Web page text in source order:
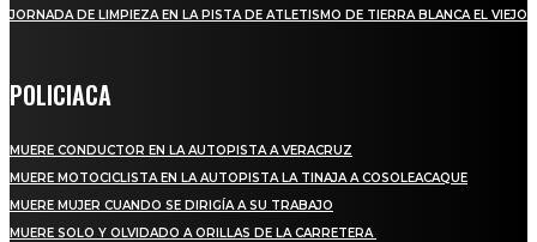
JORNADA DE LIMPIEZA EN LA PISTA DE ATLETISMO DE TIERRA BLANCA EL VIEJO
POLICIACA
MUERE CONDUCTOR EN LA AUTOPISTA A VERACRUZ
MUERE MOTOCICLISTA EN LA AUTOPISTA LA TINAJA A COSOLEACAQUE
MUERE MUJER CUANDO SE DIRIGÍA A SU TRABAJO
MUERE SOLO Y OLVIDADO A ORILLAS DE LA CARRETERA